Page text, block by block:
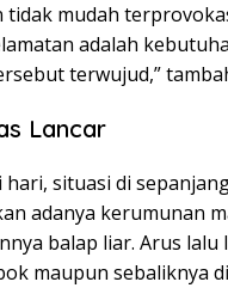
mudah
adalah
terwujud,”
Lancar
situasi di
adanya kerumunan
balap liar. Arus lalu
maupun sebaliknya